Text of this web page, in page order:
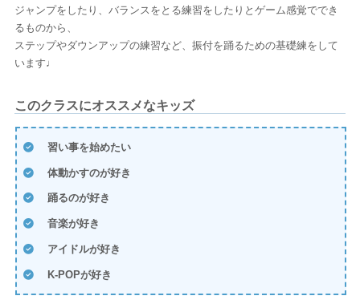
ジャンプをしたり、バランスをとる練習をしたりとゲーム感覚ででき
るものから、
ステップやダウンアップの練習など、振付を踊るための基礎練をして
います♩
このクラスにオススメなキッズ
習い事を始めたい
体動かすのが好き
踊るのが好き
音楽が好き
アイドルが好き
K-POPが好き